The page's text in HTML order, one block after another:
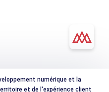
numérique et la
et de l'expérience client